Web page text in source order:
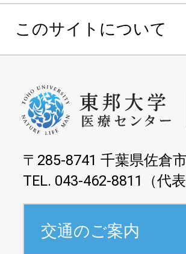
このサイトについて
〒285-8741 千葉県佐倉
TEL. 043-462-8811（代表
交通のご案内